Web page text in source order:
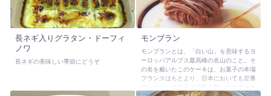
長ネギ入りグラタン・ドーフィ
ノワ
長ネギの美味しい季節にどうぞ
モンブラン
モンブランとは、「白い山」を意味するヨ
ーロッパアルプス最高峰の名山のこと。そ
の名を戴いたこのケーキは、お菓子の本場
フランスはもとより、日本においても定番